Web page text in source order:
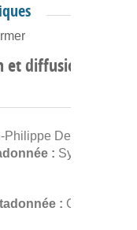
diffusion
Philippe Denis
: Sylvain
: Cyrille Buffet